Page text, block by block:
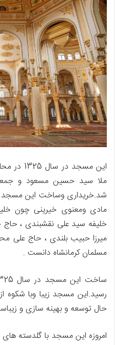
این
ملا سید حسین مسعود و
شد.خریداری وساخت این مسجد
مادی ومعنوی خیرینی چون
خلیفه سید علی نقشبندی ،
میرزا حبیب بلندی ، حاج علی
مسلمان کرمانشاه دانست .
رسید.این مسجد زیبا وبا شکوه
حال توسعه و بهینه سازی و
امروزه این مسجد با گلدسته های